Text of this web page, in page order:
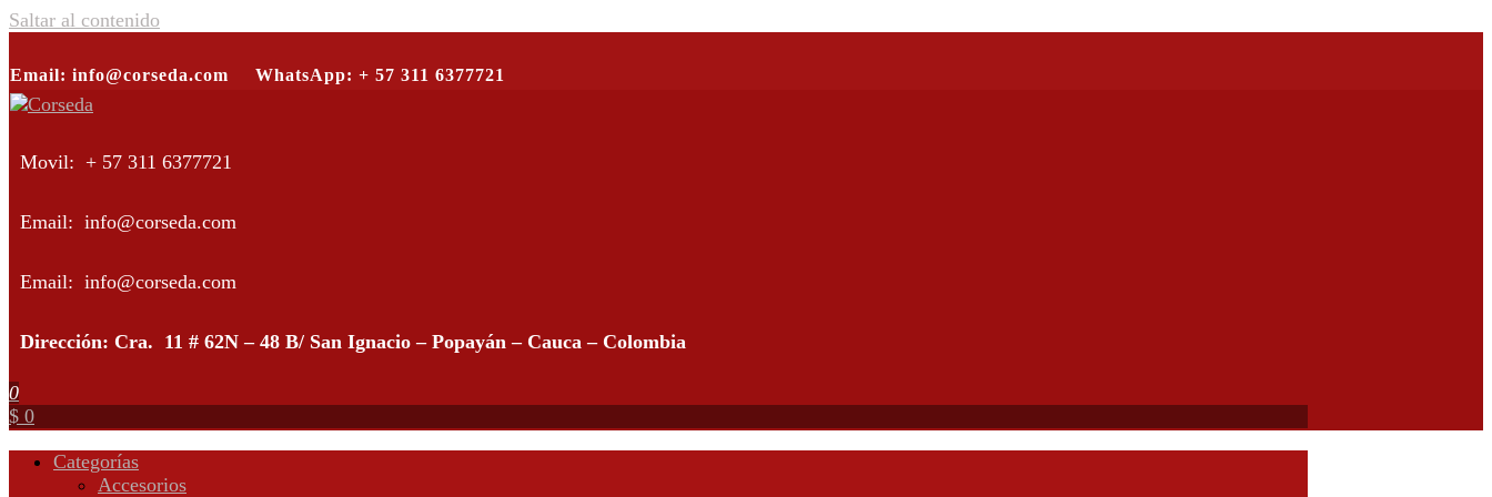
Saltar al contenido
Email: info@corseda.com WhatsApp: + 57 311 6377721
Movil: + 57 311 6377721
Email: info@corseda.com
Email: info@corseda.com
Dirección: Cra. 11 # 62N – 48 B/ San Ignacio – Popayán – Cauca – Colombia
0
$ 0
Categorías
Accesorios